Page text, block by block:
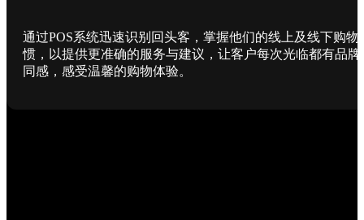
通过POS系统迅速识别回头客，掌握他们的线上及线下购物
惯，以提供更准确的服务与建议，让客户每次光临都有品牌
同感，感受温馨的购物体验。